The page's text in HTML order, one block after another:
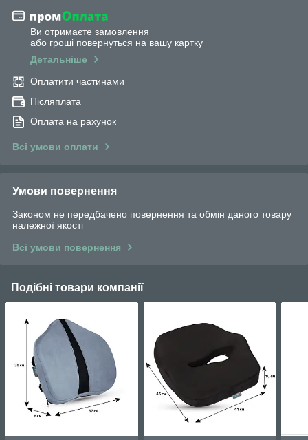
Ви отримаєте замовлення
або гроші повернуться на вашу картку
Детальніше
Оплатити частинами
Післяплата
Оплата на рахунок
Всі умови оплати
Умови повернення
Законом не передбачено повернення та обмін даного товару
належної якості
Всі умови повернення
Подібні товари компанії